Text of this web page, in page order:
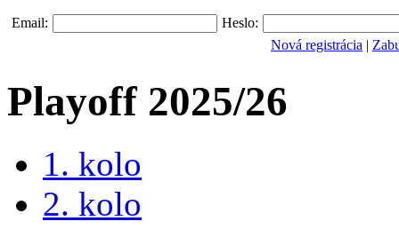
Email:
Heslo:
Nová registrácia |
Playoff 2025/26
1. kolo
2. kolo